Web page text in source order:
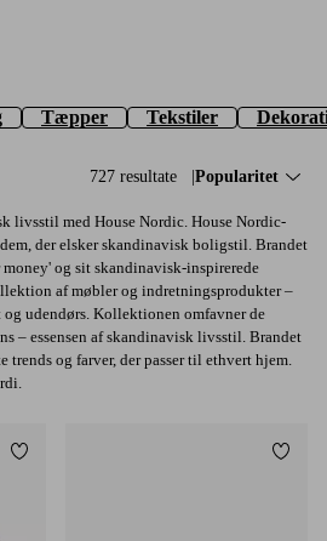
Tæpper Tekstiler
727 resultate Sorter efter:
Popularitet
livsstil med House Nordic. House Nordic-
der elsker skandinavisk boligstil. Brandet
og sit skandinavisk-inspirerede
af møbler og indretningsprodukter –
udendørs. Kollektionen omfavner de
– essensen af skandinavisk livsstil. Brandet
trends og farver, der passer til ethvert hjem.
Tilføj til favoritter